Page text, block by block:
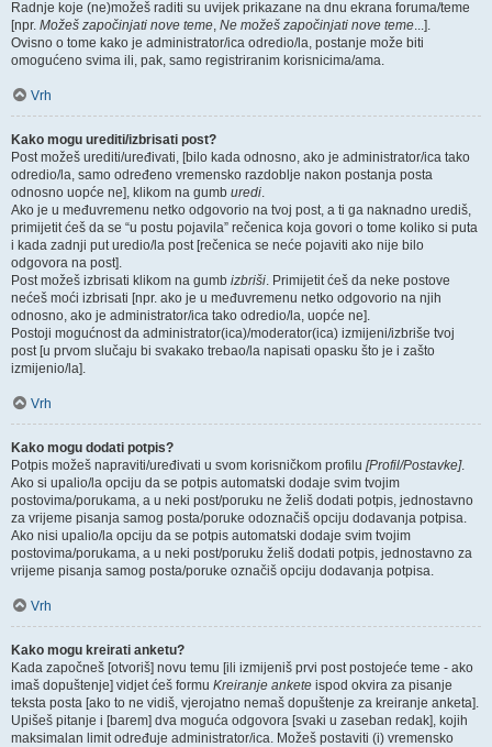
Radnje koje (ne)možeš raditi su uvijek prikazane na dnu ekrana foruma/teme
[npr. Možeš započinjati nove teme, Ne možeš započinjati nove teme...].
Ovisno o tome kako je administrator/ica odredio/la, postanje može biti
omogućeno svima ili, pak, samo registriranim korisnicima/ama.
Vrh
Kako mogu urediti/izbrisati post?
Post možeš urediti/uređivati, [bilo kada odnosno, ako je administrator/ica tako
odredio/la, samo određeno vremensko razdoblje nakon postanja posta
odnosno uopće ne], klikom na gumb uredi.
Ako je u međuvremenu netko odgovorio na tvoj post, a ti ga naknadno urediš,
primijetit ćeš da se “u postu pojavila” rečenica koja govori o tome koliko si puta
i kada zadnji put uredio/la post [rečenica se neće pojaviti ako nije bilo
odgovora na post].
Post možeš izbrisati klikom na gumb izbriši. Primijetit ćeš da neke postove
nećeš moći izbrisati [npr. ako je u međuvremenu netko odgovorio na njih
odnosno, ako je administrator/ica tako odredio/la, uopće ne].
Postoji mogućnost da administrator(ica)/moderator(ica) izmijeni/izbriše tvoj
post [u prvom slučaju bi svakako trebao/la napisati opasku što je i zašto
izmijenio/la].
Vrh
Kako mogu dodati potpis?
Potpis možeš napraviti/uređivati u svom korisničkom profilu [Profil/Postavke].
Ako si upalio/la opciju da se potpis automatski dodaje svim tvojim
postovima/porukama, a u neki post/poruku ne želiš dodati potpis, jednostavno
za vrijeme pisanja samog posta/poruke odoznačiš opciju dodavanja potpisa.
Ako nisi upalio/la opciju da se potpis automatski dodaje svim tvojim
postovima/porukama, a u neki post/poruku želiš dodati potpis, jednostavno za
vrijeme pisanja samog posta/poruke označiš opciju dodavanja potpisa.
Vrh
Kako mogu kreirati anketu?
Kada započneš [otvoriš] novu temu [ili izmijeniš prvi post postojeće teme - ako
imaš dopuštenje] vidjet ćeš formu Kreiranje ankete ispod okvira za pisanje
teksta posta [ako to ne vidiš, vjerojatno nemaš dopuštenje za kreiranje anketa].
Upišeš pitanje i [barem] dva moguća odgovora [svaki u zaseban redak], kojih
maksimalan limit određuje administrator/ica. Možeš postaviti (i) vremensko